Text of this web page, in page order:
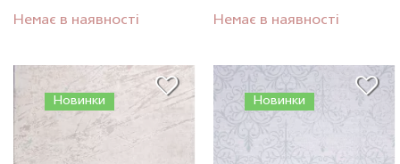
Немає в наявності Немає в наявності
Новинки Новинки